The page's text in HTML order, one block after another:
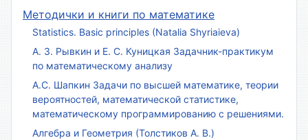
Методички и книги по математике
Statistics. Basic principles (Natalia Shyriaieva)
А. З. Рывкин и Е. С. Куницкая Задачник-практикум
по математическому анализу
А.С. Шапкин Задачи по высшей математике, теории
вероятностей, математической статистике,
математическому программированию с решениями.
Алгебра и Геометрия (Толстиков А. В.)